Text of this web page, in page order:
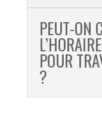
PEUT-ON
POUR
?